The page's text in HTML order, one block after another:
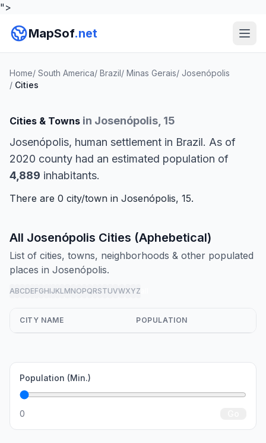
">
MapSof.net
Home/ South America/ Brazil/ Minas Gerais/ Josenópolis
/ Cities
Cities & Towns in Josenópolis, 15
Josenópolis, human settlement in Brazil. As of
2020 county had an estimated population of
4,889 inhabitants.
There are 0 city/town in Josenópolis, 15.
All Josenópolis Cities (Aphebetical)
List of cities, towns, neighborhoods & other populated
places in Josenópolis.
ABCDEFGHIJKLMNOPQRSTUVWXYZ
CITY NAME POPULATION
Population (Min.)
0